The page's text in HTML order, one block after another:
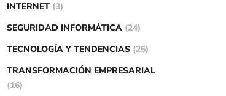
INTERNET (3)
SEGURIDAD INFORMÁTICA (24)
TECNOLOGÍA Y TENDENCIAS (25)
TRANSFORMACIÓN EMPRESARIAL
(16)